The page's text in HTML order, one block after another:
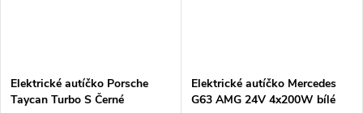
Elektrické autíčko Porsche
Taycan Turbo S Černé
Elektrické autíčko Mercedes
G63 AMG 24V 4x200W bílé